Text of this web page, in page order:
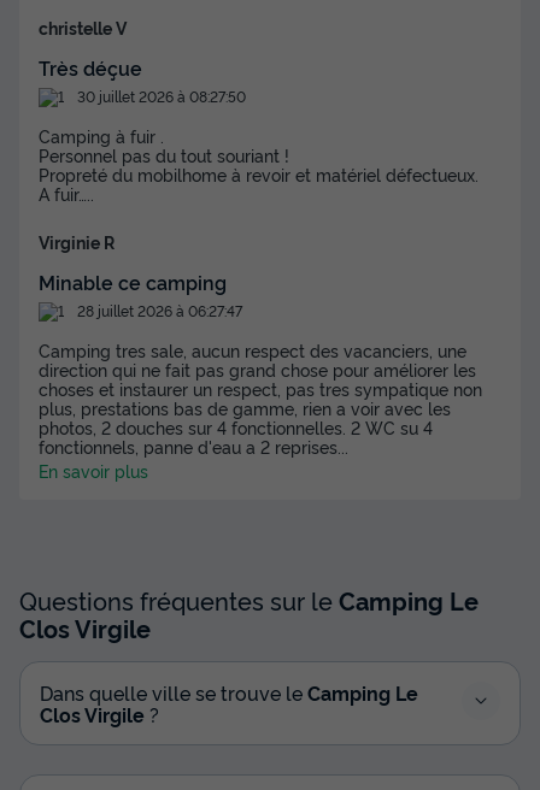
MOBILHOME 7 personnes - Evasion+ 7
personnes 2 chambres 28m²
Surface
28m² 7
Voir le plan 2D
Cafetière
MOBILHOME 7 personnes - Evasion+ 7 personnes 2
chambres 28m²
du30/08/2026au06/09/2026
Meilleur prix pour 7 nuits
Modifier les dates
christelle V
Très déçue
30 juillet 2026 à 08:27:50
Camping à fuir .
Personnel pas du tout souriant !
Propreté du mobilhome à revoir et matériel défectueux.
A fuir…..
Virginie R
Minable ce camping
28 juillet 2026 à 06:27:47
Camping tres sale, aucun respect des vacanciers, une
direction qui ne fait pas grand chose pour améliorer les
choses et instaurer un respect, pas tres sympatique non
plus, prestations bas de gamme, rien a voir avec les
photos, 2 douches sur 4 fonctionnelles. 2 WC su 4
fonctionnels, panne d'eau a 2 reprises
En savoir plus
Questions fréquentes sur leCamping Le
Clos Virgile
Dans quelle ville se trouve leCamping Le
Clos Virgile ?